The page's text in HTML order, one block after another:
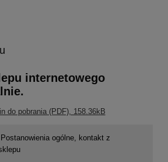
internetowego
do pobrania (PDF), 158.36kB
Postanowienia ogólne, kontakt z